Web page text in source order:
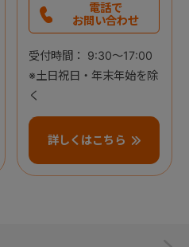
電話で
お問い合わせ
受付時間： 9:30～17:00
※土日祝日・年末年始を除
く
詳しくはこちら